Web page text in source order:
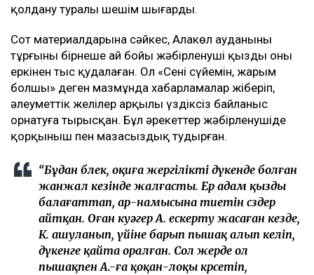
қолдану туралы шешім шығарды.
Сот материалдарына сәйкес, Алакөл ауданының
тұрғыны бірнеше ай бойы жәбірленуші қызды оның
еркінен тыс қудалаған. Ол «Сені сүйемін, жарым
болшы» деген мазмұнда хабарламалар жіберіп,
әлеуметтік желілер арқылы үздіксіз байланыс
орнатуға тырысқан. Бұл әрекеттер жәбірленушіде
қорқыныш пен мазасыздық тудырған.
“Бұдан бөлек, оқиға жергілікті дүкенде болған
жанжал кезінде жалғасты. Ер адам қызды
балағаттап, ар-намысына тиетін сөздер
айтқан. Оған куәгер А. ескерту жасаған кезде,
К. ашуланып, үйіне барып пышақ алып келіп,
дүкенге қайта оралған. Сол жерде ол
пышақпен А.-ға қоқан-лоқы көрсетіп,